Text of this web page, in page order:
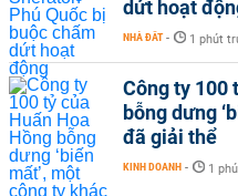
dứt hoạt
NHÀ ĐẤT - 1 phút
Công ty 100
bỗng dưng
đã giải thể
KINH DOANH - 1